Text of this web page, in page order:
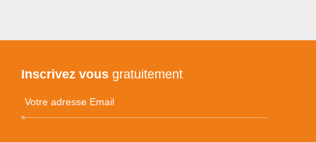
Inscrivez vous gratuitement